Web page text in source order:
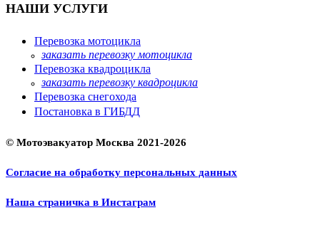
НАШИ УСЛУГИ
Перевозка мотоцикла
заказать перевозку мотоцикла
Перевозка квадроцикла
заказать перевозку квадроцикла
Перевозка снегохода
Постановка в ГИБДД
© Мотоэвакуатор Москва 2021-2026
Согласие на обработку персональных данных
Наша страничка в Инстаграм